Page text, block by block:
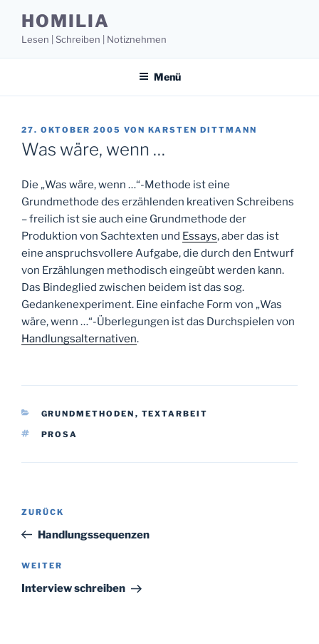
Inhalt
springen
HOMILIA
Lesen | Schreiben | Notiznehmen
Menü
VERÖFFENTLICHT
AM
27. OKTOBER 2005 VON KARSTEN DITTMANN
Was wäre, wenn …
Die „Was wäre, wenn …“-Methode ist eine
Grundmethode des erzählenden kreativen Schreibens
– freilich ist sie auch eine Grundmethode der
Produktion von Sachtexten und Essays, aber das ist
eine anspruchsvollere Aufgabe, die durch den Entwurf
von Erzählungen methodisch eingeübt werden kann.
Das Bindeglied zwischen beidem ist das sog.
Gedankenexperiment. Eine einfache Form von „Was
wäre, wenn …“-Überlegungen ist das Durchspielen von
Handlungsalternativen.
KATEGORIEN
GRUNDMETHODEN , TEXTARBEIT
SCHLAGWÖRTER
PROSA
Beitragsnavigation
Vorheriger
Beitrag
ZURÜCK
Handlungssequenzen
Nächster
Beitrag
WEITER
Interview schreiben